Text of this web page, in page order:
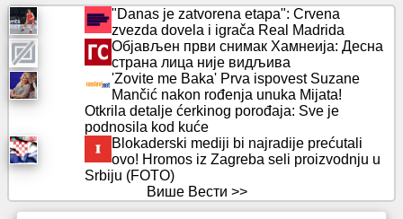
Забава
Друштвена
мрежа
Вести
"Danas je zatvorena etapa": Crvena
zvezda dovela i igrača Real Madrida
Објављен први снимак Хамнеија: Десна
страна лица није видљива
'Zovite me Baka' Prva ispovest Suzane
Mančić nakon rođenja unuka Mijata!
Otkrila detalje ćerkinog porođaja: Sve je
podnosila kod kuće
Blokaderski mediji bi najradije prećutali
ovo! Hromos iz Zagreba seli proizvodnju u
Srbiju (FOTO)
Више Вести >>